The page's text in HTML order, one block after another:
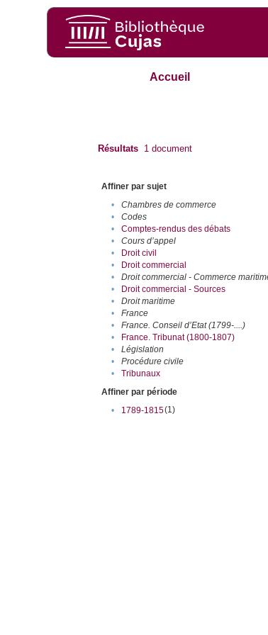
Accueil
Résultats 1 document
Affiner par sujet
•
Chambres de commerce
•
Codes
•
Comptes-rendus des débats
•
Cours d’appel
•
Droit civil
•
Droit commercial
•
Droit commercial - Commerce
•
Droit commercial - Sources
•
Droit maritime
•
France
•
France. Conseil d’Etat (1799-....)
•
France. Tribunat (1800-1807)
•
Législation
•
Procédure civile
•
Tribunaux
Affiner par période
•
1789-1815(1)